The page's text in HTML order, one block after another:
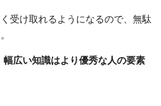
受け取れるようになるので、無駄
幅広い知識はより優秀な人の要素